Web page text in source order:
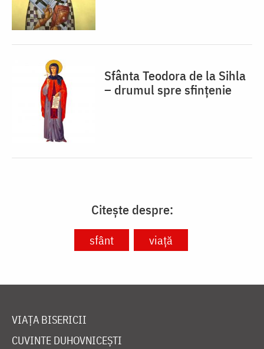
Sfânta Teodora de la Sihla
– drumul spre sfințenie
Citește despre:
sfânt viață
VIAȚA BISERICII
CUVINTE DUHOVNICEȘTI